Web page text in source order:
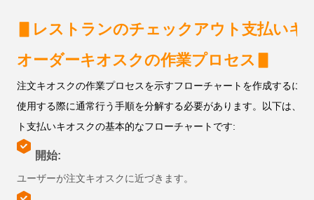
レストランのチェックアウト支払いキ
オーダーキオスクの作業プロセス
注文キオスクの作業プロセスを示すフローチャートを作成するに
使用する際に通常行う手順を分解する必要があります。以下は、
ト支払いキオスクの基本的なフローチャートです:
開始:
ユーザーが注文キオスクに近づきます。